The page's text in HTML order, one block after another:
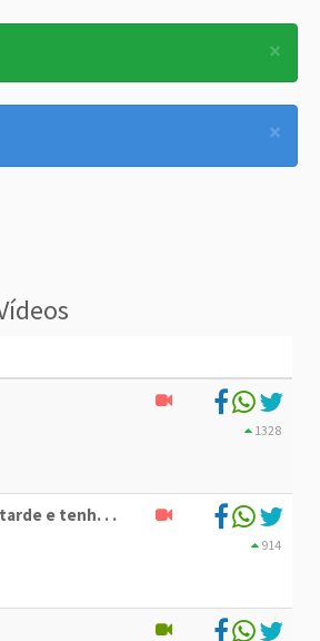
×
×
1328
e tenh. . .
914